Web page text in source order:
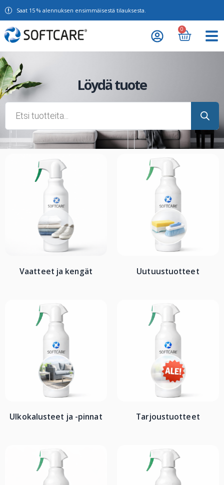
Saat 15 % alennuksen ensimmäisestä tilauksesta.
0
Löydä tuote
Vaatteet ja kengät Uutuustuotteet
Ulkokalusteet ja -pinnat Tarjoustuotteet